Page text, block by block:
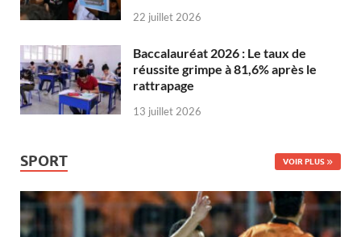
22 juillet 2026
Baccalauréat 2026 : Le taux de
réussite grimpe à 81,6% après le
rattrapage
13 juillet 2026
SPORT VOIR PLUS